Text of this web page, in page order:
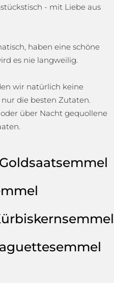
- mit Liebe aus
haben eine schöne
es nie langweilig.
wir natürlich keine
die besten Zutaten.
über Nacht gequollene
Goldsaatsemmel